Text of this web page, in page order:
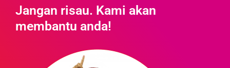
Jangan risau. Kami akan
membantu anda!